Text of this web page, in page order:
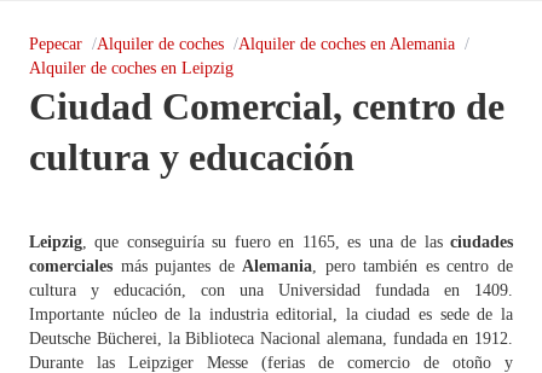
Pepecar Alquiler de coches
Alquiler de coches en Alemania
Alquiler de coches en Leipzig
Ciudad Comercial, centro de
cultura y educación
Leipzig, que conseguiría su fuero en 1165, es una de las ciudades
comerciales más pujantes deAlemania, pero también es centro de
cultura y educación, con una Universidad fundada en 1409.
Importante núcleo de la industria editorial, la ciudad es sede de la
Deutsche Bücherei, la Biblioteca Nacional alemana, fundada en 1912.
Durante las Leipziger Messe (ferias de comercio de otoño y